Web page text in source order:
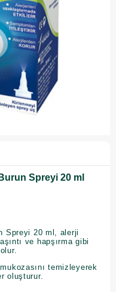
Spreyi 20 ml
Spreyi 20 ml, alerji
ve hapşırma gibi
temizleyerek
oluşturur.